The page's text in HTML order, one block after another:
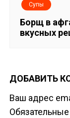
Супы
Борщ в
вкусных
ДОБАВИТЬ
Ваш адрес